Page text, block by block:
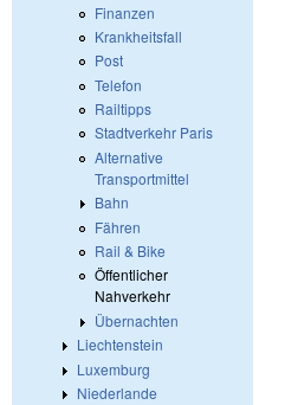
Finanzen
Krankheitsfall
Post
Telefon
Railtipps
Stadtverkehr Paris
Alternative
Transportmittel
Bahn
Fähren
Rail & Bike
Öffentlicher
Nahverkehr
Übernachten
Liechtenstein
Luxemburg
Niederlande